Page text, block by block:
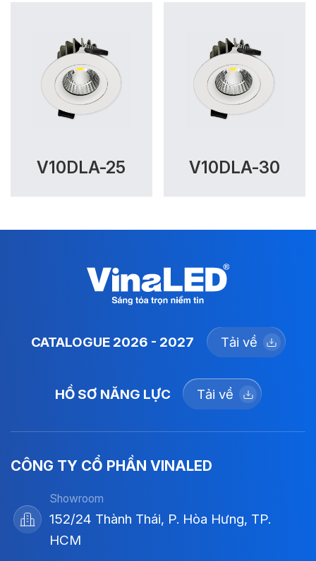
V10DLA-25 V10DLA-30
CATALOGUE 2026 - 2027 Tải về
HỒ SƠ NĂNG LỰC Tải về
CÔNG TY CỔ PHẦN VINALED
Showroom
152/24 Thành Thái, P. Hòa Hưng, TP.
HCM